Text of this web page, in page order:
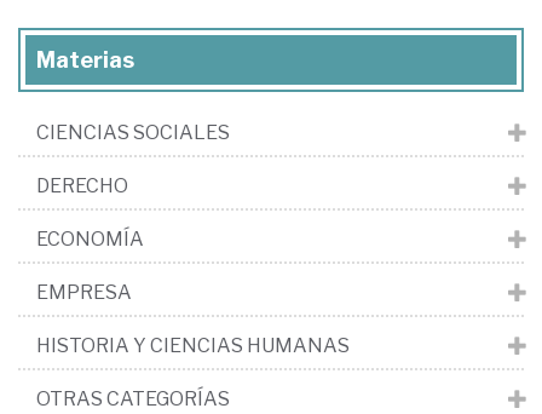
Materias
CIENCIAS SOCIALES
DERECHO
ECONOMÍA
EMPRESA
HISTORIA Y CIENCIAS HUMANAS
OTRAS CATEGORÍAS